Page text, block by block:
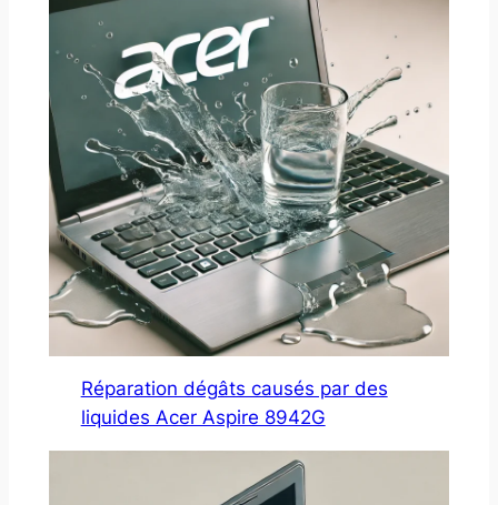
Réparation dégâts causés par des
liquides Acer Aspire 8942G